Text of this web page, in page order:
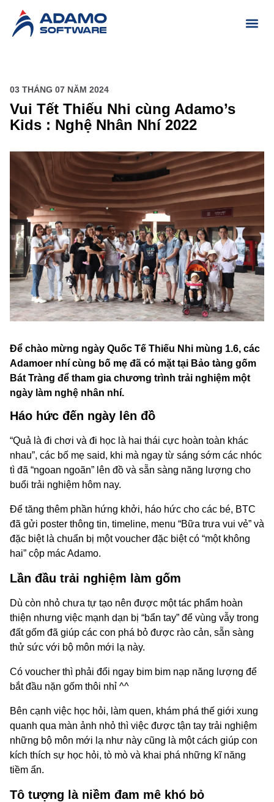
03 THÁNG 07 NĂM 2024
Vui Tết Thiếu Nhi cùng Adamo’s
Kids : Nghệ Nhân Nhí 2022
Để chào mừng ngày Quốc Tế Thiếu Nhi mùng 1.6, các
Adamoer nhí cùng bố mẹ đã có mặt tại Bảo tàng gốm
Bát Tràng để tham gia chương trình trải nghiệm một
ngày làm nghệ nhân nhí.
Háo hức đến ngày lên đồ
“Quả là đi chơi và đi học là hai thái cực hoàn toàn khác
nhau”, các bố mẹ said, khi mà ngay từ sáng sớm các nhóc
tì đã “ngoan ngoãn” lên đồ và sẵn sàng năng lượng cho
buổi trải nghiệm hôm nay.
Để tăng thêm phần hứng khởi, háo hức cho các bé, BTC
đã gửi poster thông tin, timeline, menu “Bữa trưa vui vẻ” và
đặc biệt là chuẩn bị một voucher đặc biệt có “một không
hai” cộp mác Adamo.
Lần đầu trải nghiệm làm gốm
Dù còn nhỏ chưa tự tạo nên được một tác phẩm hoàn
thiện nhưng việc mạnh dạn bị “bẩn tay” để vùng vẫy trong
đất gốm đã giúp các con phá bỏ được rào cản, sẵn sàng
thử sức với bộ môn mới lạ này.
Có voucher thì phải đổi ngay bim bim nạp năng lượng để
bắt đầu nặn gốm thôi nhỉ ^^
Bên cạnh việc học hỏi, làm quen, khám phá thế giới xung
quanh qua màn ảnh nhỏ thì việc được tận tay trải nghiệm
những bộ môn mới lạ như này cũng là một cách giúp con
kích thích sự học hỏi, tò mò và khai phá những kĩ năng
tiềm ẩn.
Tô tượng là niềm đam mê khó bỏ